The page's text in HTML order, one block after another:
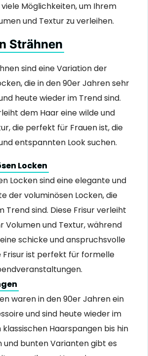
Möglichkeiten, um Ihrem
und Textur zu verleihen.
Strähnen
sind eine Variation der
die in den 90er Jahren sehr
heute wieder im Trend sind.
dem Haar eine wilde und
die perfekt für Frauen ist, die
entspannten Look suchen.
Locken
Locken sind eine elegante und
der voluminösen Locken, die
Trend sind. Diese Frisur verleiht
Volumen und Textur, während
schicke und anspruchsvolle
Frisur ist perfekt für formelle
waren in den 90er Jahren ein
und sind heute wieder im
klassischen Haarspangen bis hin
und bunten Varianten gibt es